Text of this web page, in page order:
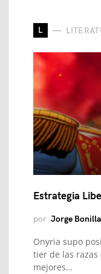
L
Estrategia
por Jorge Bonilla
Onyria supo
tier de las razas
mejores…